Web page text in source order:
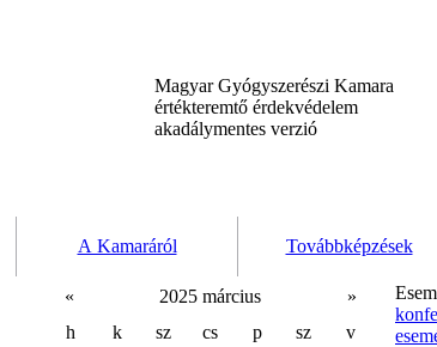
Magyar Gyógyszerészi Kamara
értékteremtő érdekvédelem
akadálymentes verzió
A Kamaráról Továbbképzések
« 2025 március
»
h
k sz cs p sz
v